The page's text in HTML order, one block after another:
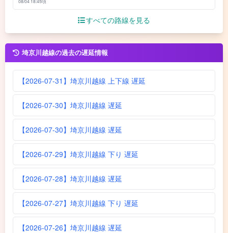
すべての路線を見る
埼京川越線の過去の遅延情報
【2026-07-31】埼京川越線 上下線 遅延
【2026-07-30】埼京川越線 遅延
【2026-07-30】埼京川越線 遅延
【2026-07-29】埼京川越線 下り 遅延
【2026-07-28】埼京川越線 遅延
【2026-07-27】埼京川越線 下り 遅延
【2026-07-26】埼京川越線 遅延